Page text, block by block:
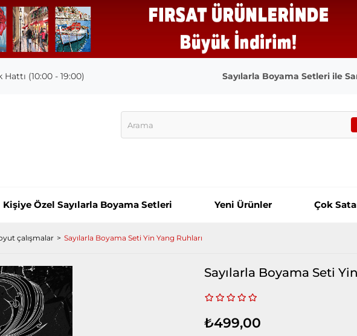
Hattı (10:00 - 19:00) Sayılarla Boyama Setleri ile
Kişiye Özel Sayılarla Boyama Setleri Yeni Ürünler Çok
çalışmalar Sayılarla Boyama Seti Yin Yang Ruhları
Sayılarla Boyama Seti
₺499,00